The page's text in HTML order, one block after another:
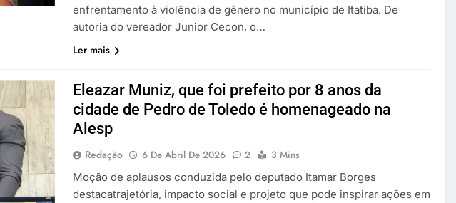
enfrentamento à violência de gênero no município de Itatiba. De
autoria do vereador Junior Cecon, o…
Ler mais
Eleazar Muniz, que foi prefeito por 8 anos da
cidade de Pedro de Toledo é homenageado na
Alesp
Redação 6 De Abril De 2026 2
3 Mins
Moção de aplausos conduzida pelo deputado Itamar Borges
destacatrajetória, impacto social e projeto que pode inspirar ações em
O Pudim Caramelim faz pudim
gourmet pra deixar seu almoço,
reunião em família ou festa ainda
2 De Março De 2026
Nutrição e Movimento: cuidado
infantil